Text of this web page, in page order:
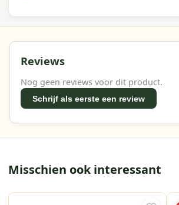
Reviews
Nog geen reviews voor dit product.
Schrijf als eerste een review
Misschien ook interessant